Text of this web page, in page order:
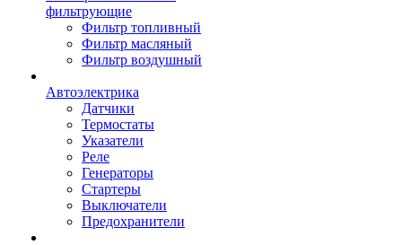
фильтрующие
Фильтр топливный
Фильтр масляный
Фильтр воздушный
Автоэлектрика
Датчики
Термостаты
Указатели
Реле
Генераторы
Стартеры
Выключатели
Предохранители